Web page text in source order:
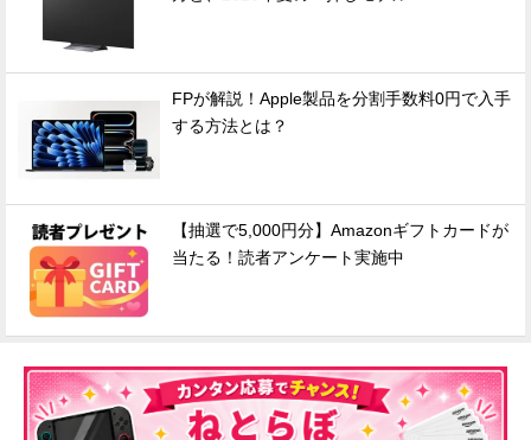
FPが解説！Apple製品を分割手数料0円で入手
する方法とは？
【抽選で5,000円分】Amazonギフトカードが
当たる！読者アンケート実施中